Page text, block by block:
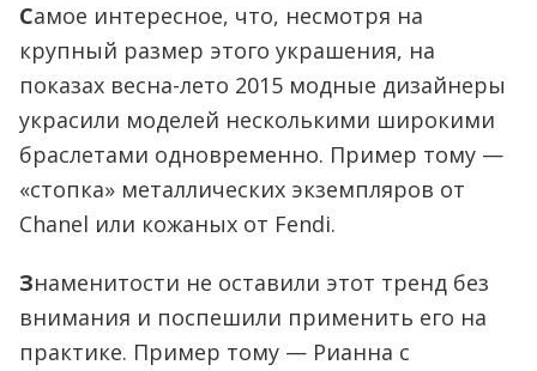
Самое интересное, что, несмотря на
крупный размер этого украшения, на
показах весна-лето 2015 модные дизайнеры
украсили моделей несколькими широкими
браслетами одновременно. Пример тому —
«стопка» металлических экземпляров от
Chanel или кожаных от Fendi.
Знаменитости не оставили этот тренд без
внимания и поспешили применить его на
практике. Пример тому — Рианна с